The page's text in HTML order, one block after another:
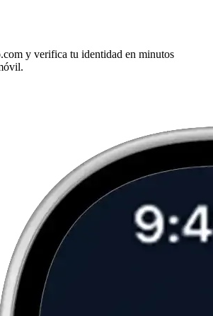
y verifica tu identidad en minutos